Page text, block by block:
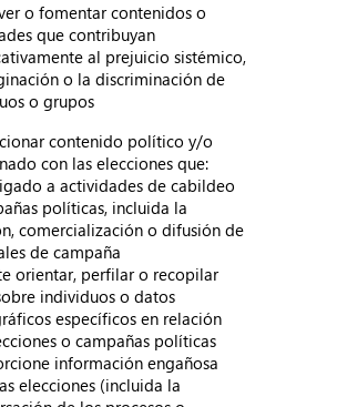
o fomentar contenidos o
que contribuyan
al prejuicio sistémico,
o la discriminación de
o grupos
contenido político y/o
con las elecciones que:
a actividades de cabildeo
políticas, incluida la
comercialización o difusión de
de campaña
orientar, perfilar o recopilar
individuos o datos
específicos en relación
o campañas políticas
información engañosa
elecciones (incluida la